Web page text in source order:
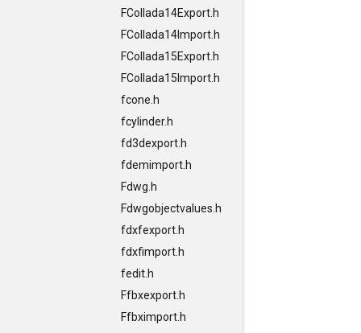
FCollada14Export.h
FCollada14Import.h
FCollada15Export.h
FCollada15Import.h
fcone.h
fcylinder.h
fd3dexport.h
fdemimport.h
Fdwg.h
Fdwgobjectvalues.h
fdxfexport.h
fdxfimport.h
fedit.h
Ffbxexport.h
Ffbximport.h